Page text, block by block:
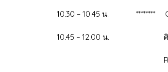
10.30 – 10.45
10.45 – 12.00 น. ศิ
Role – Play การ